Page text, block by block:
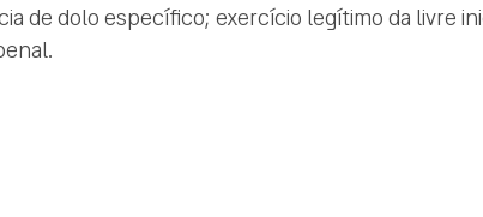
de dolo específico; exercício legítimo da livre